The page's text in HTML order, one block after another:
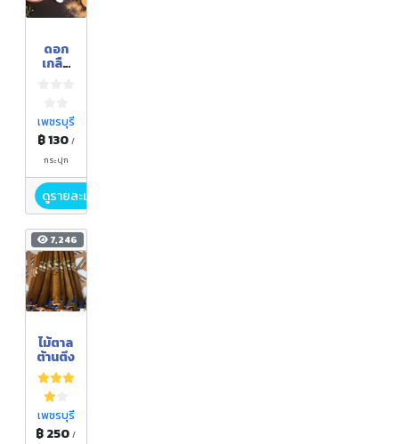
ดอก
เกลือ
กังหัน
ทอง
เพชรบุรี
฿ 130 /
กระปุก
ดูรายละเอียด
7,246
ไม้ตาล
ต้านตึง
เพชรบุรี
฿ 250/